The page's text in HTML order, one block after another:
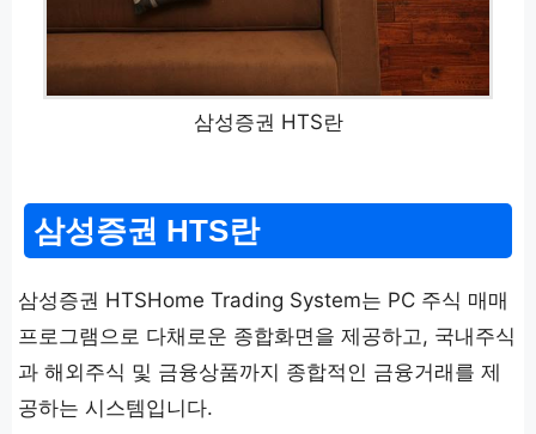
삼성증권 HTS란
삼성증권 HTS란
삼성증권 HTSHome Trading System는 PC 주식 매매
프로그램으로 다채로운 종합화면을 제공하고, 국내주식
과 해외주식 및 금융상품까지 종합적인 금융거래를 제
공하는 시스템입니다.